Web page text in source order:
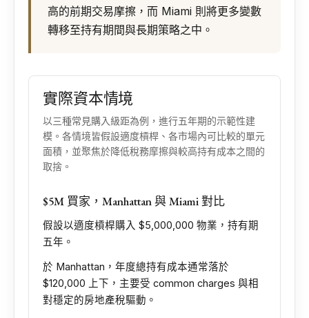
高的前期交易摩擦，而 Miami 則將更多變數
轉移至持有期間與長期策略之中。
實際資本情境
以三種常見購入級距為例，進行五年期的示範性建
模。各情境皆假設適度槓桿、各市場內可比較的單元
面積，並聚焦於降低稅務摩擦與較高持有成本之間的
取捨。
$5M 買家，Manhattan 與 Miami 對比
假設以適度槓桿購入 $5,000,000 物業，持有期
五年。
於 Manhattan，年度總持有成本通常落於
$120,000 上下，主要受 common charges 與相
對穩定的房地產稅驅動。